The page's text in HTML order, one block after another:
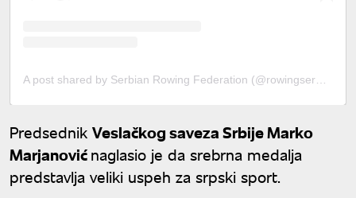
Predsednik Veslačkog saveza Srbije Marko
Marjanovićnaglasio je da srebrna medalja
predstavlja veliki uspeh za srpski sport.